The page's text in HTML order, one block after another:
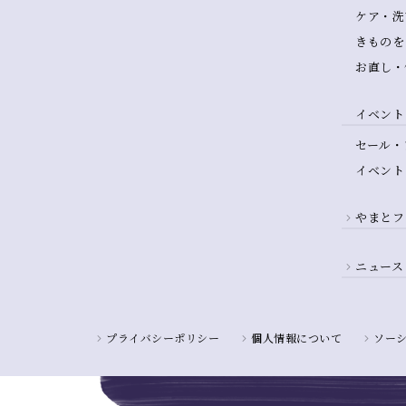
ケア・
きもの
お直し
イベント
セール
イベント
やまと
ニュース
プライバシーポリシー 個人情報について ソー